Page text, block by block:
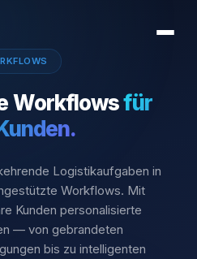
Workflowsfür
Logistikaufgaben in
Workflows. Mit
Kunden personalisierte
— von gebrandeten
bis zu intelligenten